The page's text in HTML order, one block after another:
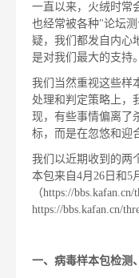
一直以来，火绒时常
也经常被各种"论坛
疑，我们都发自内心
是对我们最大的支持。
我们当然重视这些样
处理和判定策略上，
现，有些事情偏离了
标，而是在忽悠和迎
我们以近期收到的两
本包来自4月26日和5
（https://
https://bbs.kafan.cn/
一、病毒样本包检测